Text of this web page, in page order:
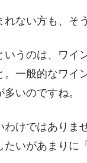
ない方も、そ
いうのは、ワイ
。一般的なワイ
いのですね。
わけではありま
たいがあまり